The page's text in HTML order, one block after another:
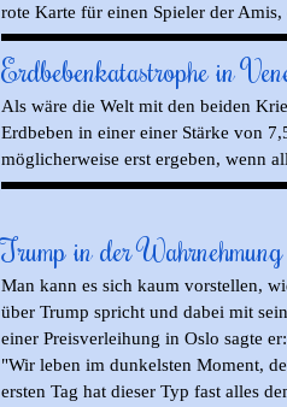
rote Karte für einen Spieler der
Erdbebenkatastrophe in
Als wäre die Welt mit den beiden
Erdbeben in einer einer Stärke von
möglicherweise erst ergeben, wenn
Trump in der
Man kann es sich kaum vorstellen,
über Trump spricht und dabei mit
einer Preisverleihung in Oslo sagte er:
"Wir leben im dunkelsten Moment,
ersten Tag hat dieser Typ fast alles